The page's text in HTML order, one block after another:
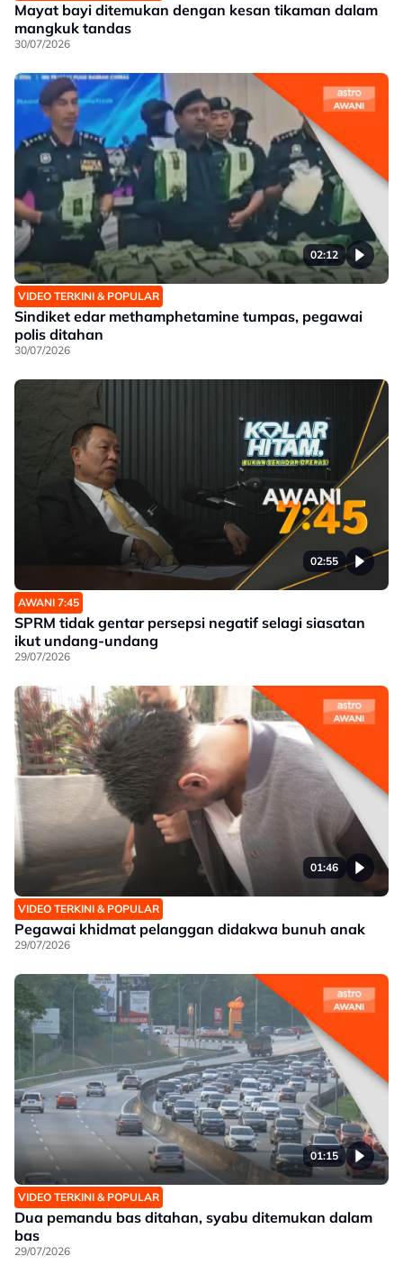
Mayat bayi ditemukan dengan kesan tikaman dalam
mangkuk tandas
30/07/2026
02:12
VIDEO TERKINI & POPULAR
Sindiket edar methamphetamine tumpas, pegawai
polis ditahan
30/07/2026
02:55
AWANI 7:45
SPRM tidak gentar persepsi negatif selagi siasatan
ikut undang-undang
29/07/2026
01:46
VIDEO TERKINI & POPULAR
Pegawai khidmat pelanggan didakwa bunuh anak
29/07/2026
01:15
VIDEO TERKINI & POPULAR
Dua pemandu bas ditahan, syabu ditemukan dalam
bas
29/07/2026